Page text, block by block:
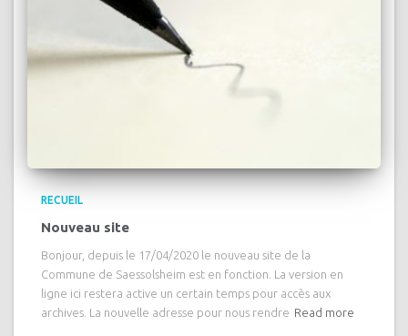
RECUEIL
Nouveau site
Bonjour, depuis le 17/04/2020 le nouveau site de la
Commune de Saessolsheim est en fonction. La version en
ligne ici restera active un certain temps pour accès aux
archives. La nouvelle adresse pour nous rendre Read more